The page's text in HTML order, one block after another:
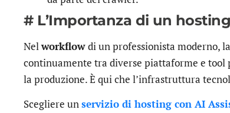
# L’Importanza di un
Nelworkflowdi un professionista moderno,
continuamente tra diverse piattaforme e
la produzione. È qui che l’infrastruttura
Scegliere unservizio di hosting con AI